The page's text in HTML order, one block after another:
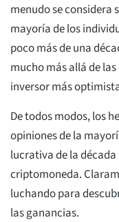
menudo se considera
mayoría de los
poco más de una
mucho más allá de
inversor más
De todos modos, los
opiniones de la
lucrativa de la
criptomoneda.
luchando para
las ganancias.